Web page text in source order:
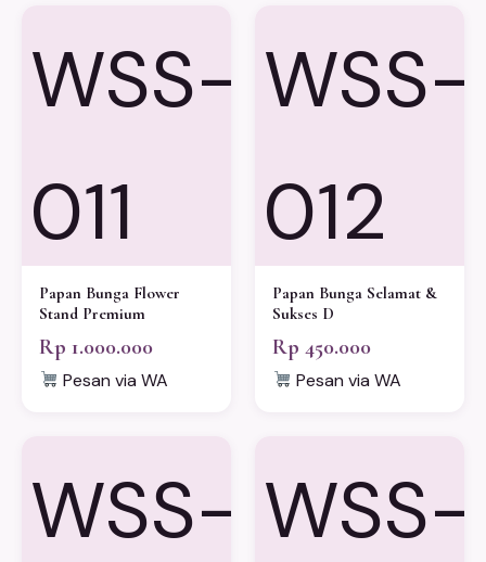
WSS-
011
Papan Bunga Flower
Stand Premium
Rp 1.000.000
Pesan via WA
WSS-
012
Papan Bunga Selamat &
Sukses D
Rp 450.000
Pesan via WA
WSS- WSS-